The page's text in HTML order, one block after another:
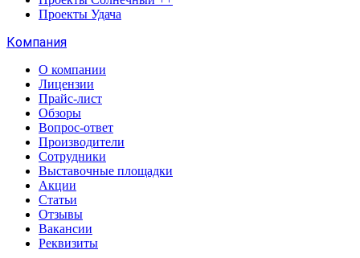
Проекты Удача
Компания
О компании
Лицензии
Прайс-лист
Обзоры
Вопрос-ответ
Производители
Сотрудники
Выставочные площадки
Акции
Статьи
Отзывы
Вакансии
Реквизиты